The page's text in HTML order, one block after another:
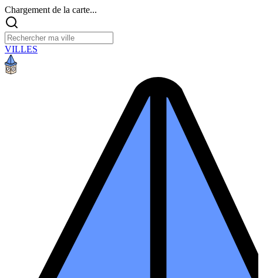
Chargement de la carte...
VILLES